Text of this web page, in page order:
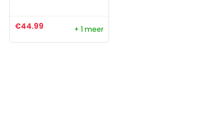
€44.99 + 1 meer